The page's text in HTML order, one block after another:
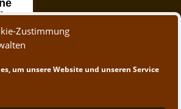
Zustimmung
um unsere Website und unseren Service